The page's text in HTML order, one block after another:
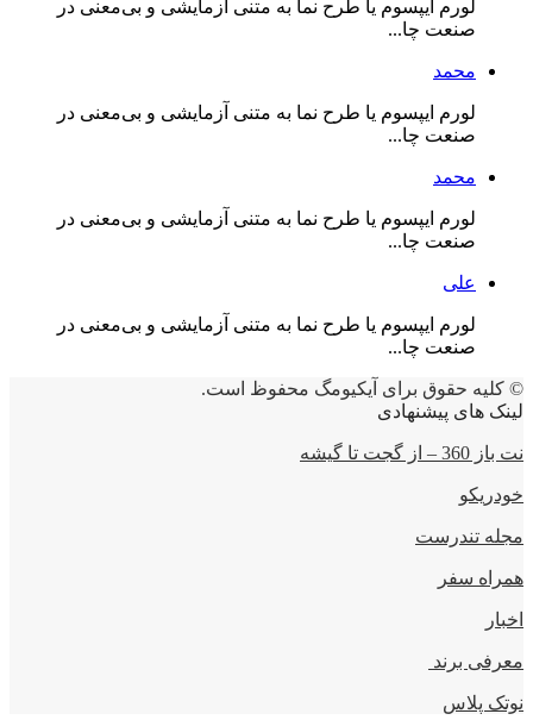
لورم ایپسوم یا طرح‌ نما به متنی آزمایشی و بی‌معنی در
صنعت چا...
محمد
لورم ایپسوم یا طرح‌ نما به متنی آزمایشی و بی‌معنی در
صنعت چا...
محمد
لورم ایپسوم یا طرح‌ نما به متنی آزمایشی و بی‌معنی در
صنعت چا...
علی
لورم ایپسوم یا طرح‌ نما به متنی آزمایشی و بی‌معنی در
صنعت چا...
© کلیه حقوق برای آیکیومگ محفوظ است.
لینک های پیشنهادی
نت باز 360 – از گجت تا گیشه
خودریکو
مجله‌ تندرست
همراه سفر
اخبار
معرفی برند
نوتک پلاس